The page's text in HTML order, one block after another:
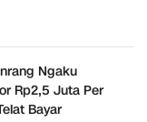
Ngaku
Rp2,5 Juta Per
Bayar